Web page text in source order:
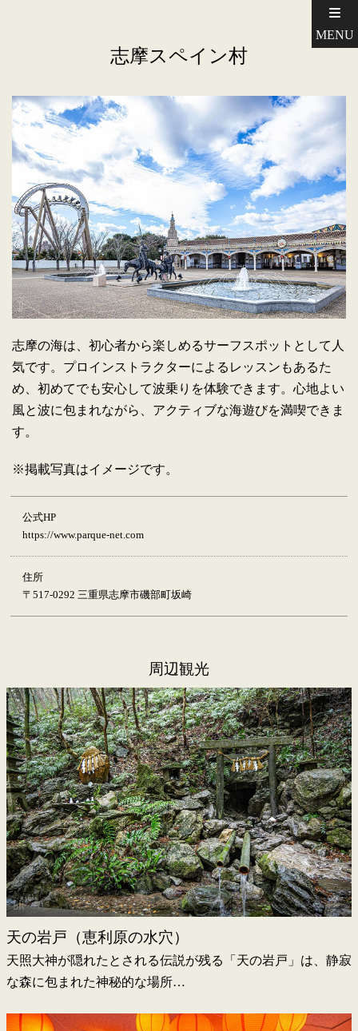
MENU
志摩スペイン村
志摩の海は、初心者から楽しめるサーフスポットとして人
気です。プロインストラクターによるレッスンもあるた
め、初めてでも安心して波乗りを体験できます。心地よい
風と波に包まれながら、アクティブな海遊びを満喫できま
す。
※掲載写真はイメージです。
公式HP
https://www.parque-net.com
住所
〒517-0292 三重県志摩市磯部町坂崎
周辺観光
天の岩戸（恵利原の水穴）
天照大神が隠れたとされる伝説が残る「天の岩戸」は、静寂
な森に包まれた神秘的な場所…